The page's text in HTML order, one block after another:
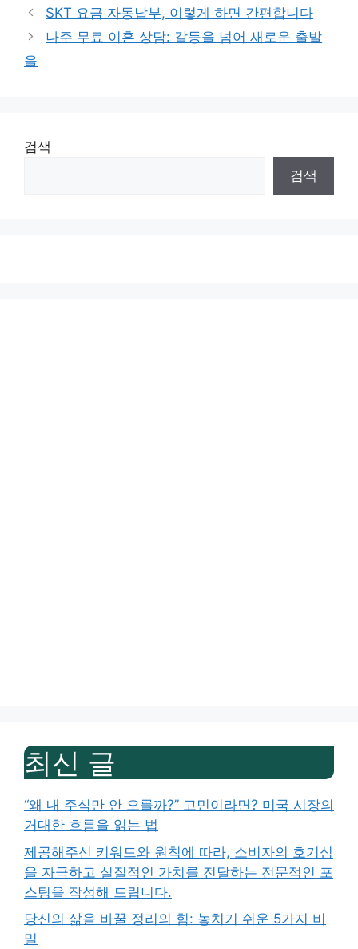
SKT 요금 자동납부, 이렇게 하면 간편합니다
나주 무료 이혼 상담: 갈등을 넘어 새로운 출발
을
검색
검색
최신 글
“왜 내 주식만 안 오를까?” 고민이라면? 미국 시장의
거대한 흐름을 읽는 법
제공해주신 키워드와 원칙에 따라, 소비자의 호기심
을 자극하고 실질적인 가치를 전달하는 전문적인 포
스팅을 작성해 드립니다.
당신의 삶을 바꿀 정리의 힘: 놓치기 쉬운 5가지 비
밀